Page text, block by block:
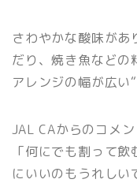
さわやかな酸味があ
だり、焼き魚などの
アレンジの幅が広い
JAL CAからのコメン
「何にでも割って
にいいのもうれしい